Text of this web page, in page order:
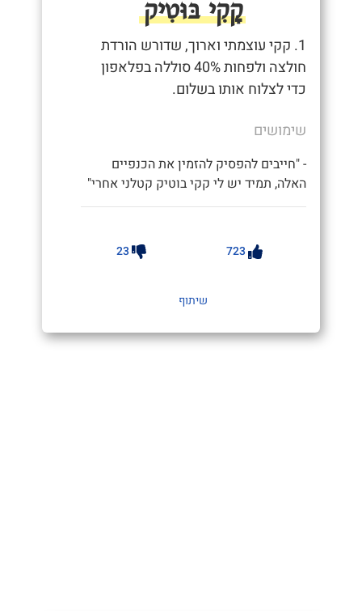
קָקִי בּוּטִיק
1. קקי עוצמתי וארוך, שדורש הורדת
חולצה ולפחות 40% סוללה בפלאפון
כדי לצלוח אותו בשלום.
שימושים
- "חייבים להפסיק להזמין את הכנפיים
האלה, תמיד יש לי קקי בוטיק קטלני אחרי"
723
23
שיתוף